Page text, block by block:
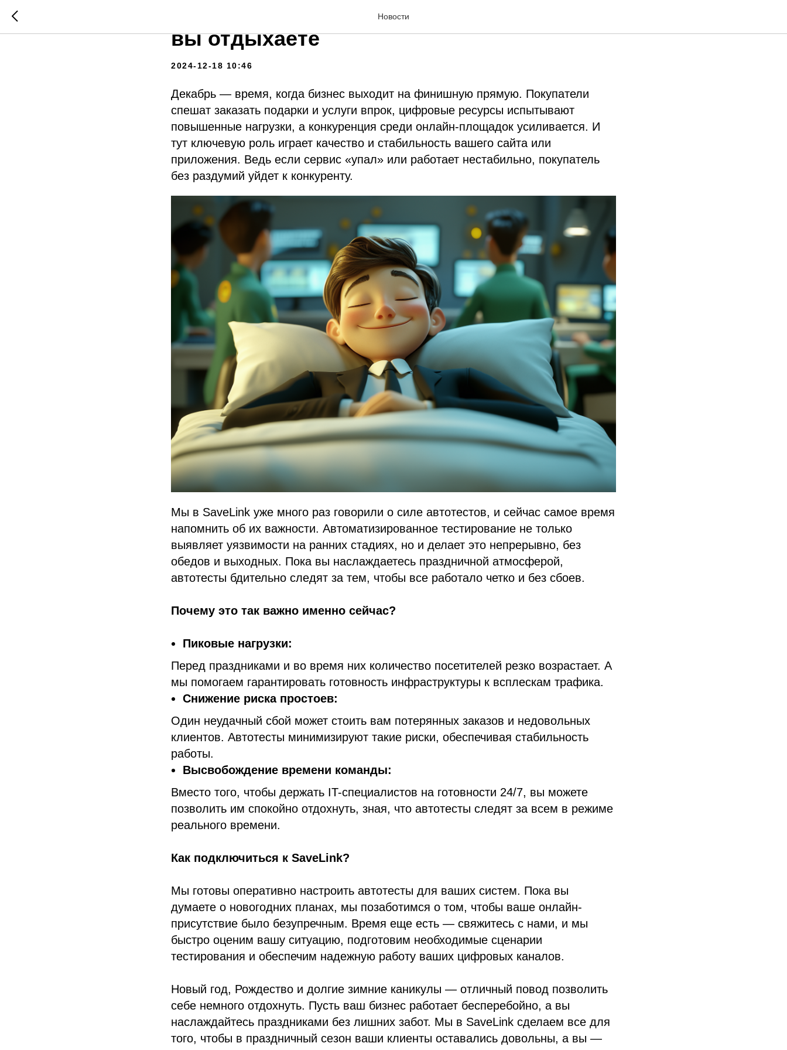
Новости
Новогодние праздники: бизнес работает,
вы отдыхаете
2024-12-18 10:46
Декабрь — время, когда бизнес выходит на финишную прямую. Покупатели
спешат заказать подарки и услуги впрок, цифровые ресурсы испытывают
повышенные нагрузки, а конкуренция среди онлайн-площадок усиливается. И
тут ключевую роль играет качество и стабильность вашего сайта или
приложения. Ведь если сервис «упал» или работает нестабильно, покупатель
без раздумий уйдет к конкуренту.
Мы в SaveLink уже много раз говорили о силе автотестов, и сейчас самое время
напомнить об их важности. Автоматизированное тестирование не только
выявляет уязвимости на ранних стадиях, но и делает это непрерывно, без
обедов и выходных. Пока вы наслаждаетесь праздничной атмосферой,
автотесты бдительно следят за тем, чтобы все работало четко и без сбоев.
Почему это так важно именно сейчас?
Пиковые нагрузки:
Перед праздниками и во время них количество посетителей резко возрастает. А
мы помогаем гарантировать готовность инфраструктуры к всплескам трафика.
Снижение риска простоев:
Один неудачный сбой может стоить вам потерянных заказов и недовольных
клиентов. Автотесты минимизируют такие риски, обеспечивая стабильность
работы.
Высвобождение времени команды:
Вместо того, чтобы держать IT-специалистов на готовности 24/7, вы можете
позволить им спокойно отдохнуть, зная, что автотесты следят за всем в режиме
реального времени.
Как подключиться к SaveLink?
Мы готовы оперативно настроить автотесты для ваших систем. Пока вы
думаете о новогодних планах, мы позаботимся о том, чтобы ваше онлайн-
присутствие было безупречным. Время еще есть — свяжитесь с нами, и мы
быстро оценим вашу ситуацию, подготовим необходимые сценарии
тестирования и обеспечим надежную работу ваших цифровых каналов.
Новый год, Рождество и долгие зимние каникулы — отличный повод позволить
себе немного отдохнуть. Пусть ваш бизнес работает бесперебойно, а вы
наслаждайтесь праздниками без лишних забот. Мы в SaveLink сделаем все для
того, чтобы в праздничный сезон ваши клиенты оставались довольны, а вы —